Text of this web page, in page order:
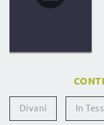
Divani In